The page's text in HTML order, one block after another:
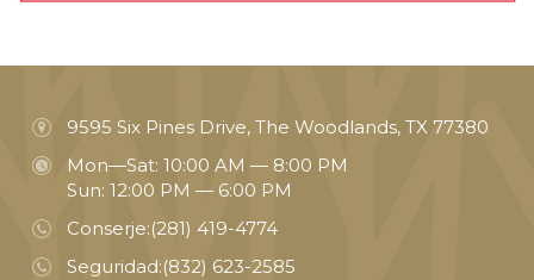
9595 Six Pines Drive, The Woodlands, TX 77380
Mon—Sat: 10:00 AM — 8:00 PM
Sun: 12:00 PM — 6:00 PM
Conserje:(281) 419-4774
Seguridad:(832) 623-2585